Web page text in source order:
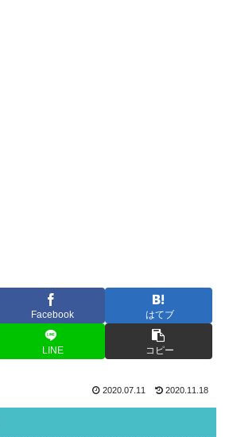
Facebook はてブ
LINE コピー
2020.07.11 2020.11.18